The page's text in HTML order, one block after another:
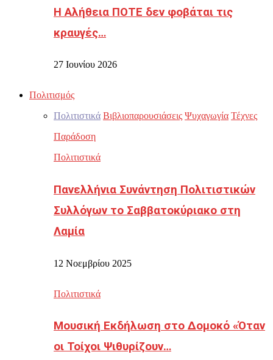
Η Αλήθεια ΠΟΤΕ δεν φοβάται τις
κραυγές…
27 Ιουνίου 2026
Πολιτισμός
Πολιτιστικά Βιβλιοπαρουσιάσεις Ψυχαγωγία Τέχνες
Παράδοση
Πολιτιστικά
Πανελλήνια Συνάντηση Πολιτιστικών
Συλλόγων το Σαββατοκύριακο στη
Λαμία
12 Νοεμβρίου 2025
Πολιτιστικά
Μουσική Εκδήλωση στο Δομοκό «Όταν
οι Τοίχοι Ψιθυρίζουν…